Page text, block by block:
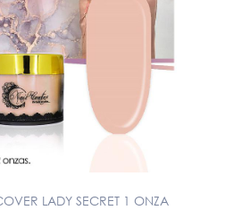
LADY SECRET 1 ONZA